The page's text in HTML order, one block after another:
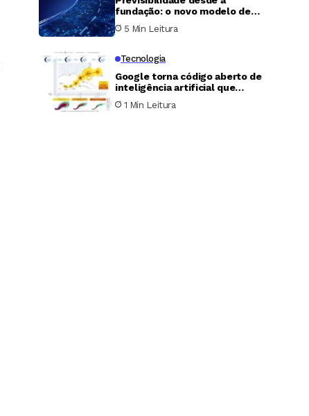
fundação: o novo modelo de
construção de data centers em
tempos de incerteza
5 Min Leitura
Tecnologia
Google torna código aberto de
inteligência artificial que
promete antecipar alertas de
furacões
1 Min Leitura